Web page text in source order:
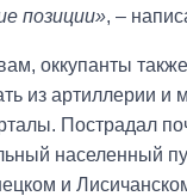
позиции», –
оккупанты
из артиллерии и
Пострадал
населенный
и